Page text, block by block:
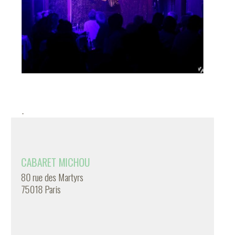
-
CABARET MICHOU
80 rue des Martyrs
75018 Paris